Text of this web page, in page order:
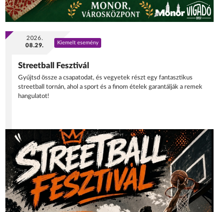
2026.
08.29.
Kiemelt esemény
Streetball Fesztivál
Gyűjtsd össze a csapatodat, és vegyetek részt egy fantasztikus
streetball tornán, ahol a sport és a finom ételek garantálják a remek
hangulatot!